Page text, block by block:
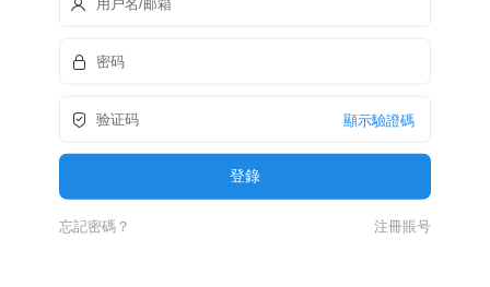
顯示驗證碼
忘記密碼？ 注冊賬号